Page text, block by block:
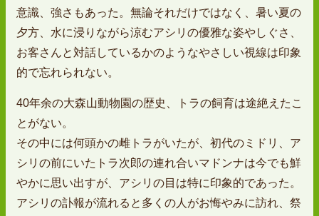
意識、強さもあった。無論それだけではなく、暑い夏の
夕方、水に浸りながら涼むアシリの優雅な姿やしぐさ、
お客さんと対話しているかのようなやさしい視線は印象
的で忘れられない。
40年余の大森山動物園の歴史、トラの飼育は途絶えたこ
とがない。
その中には何頭かの雌トラがいたが、初代のミドリ、ア
シリの前にいたトラ次郎の連れ合いマドンナは今でも鮮
やかに思い出すが、アシリの目は特に印象的であった。
アシリの訃報が流れると多くの人がお悔やみに訪れ、祭